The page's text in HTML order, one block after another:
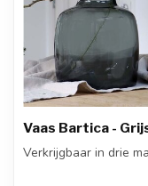
Vaas Bartica -
Verkrijgbaar in drie